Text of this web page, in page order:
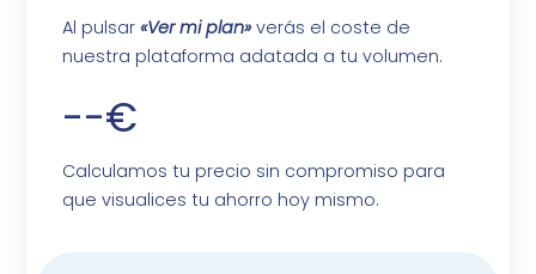
Al pulsar«Ver mi plan»verás el coste de
nuestra plataforma adatada a tu volumen.
--€
Calculamos tu precio sin compromiso para
que visualices tu ahorro hoy mismo.